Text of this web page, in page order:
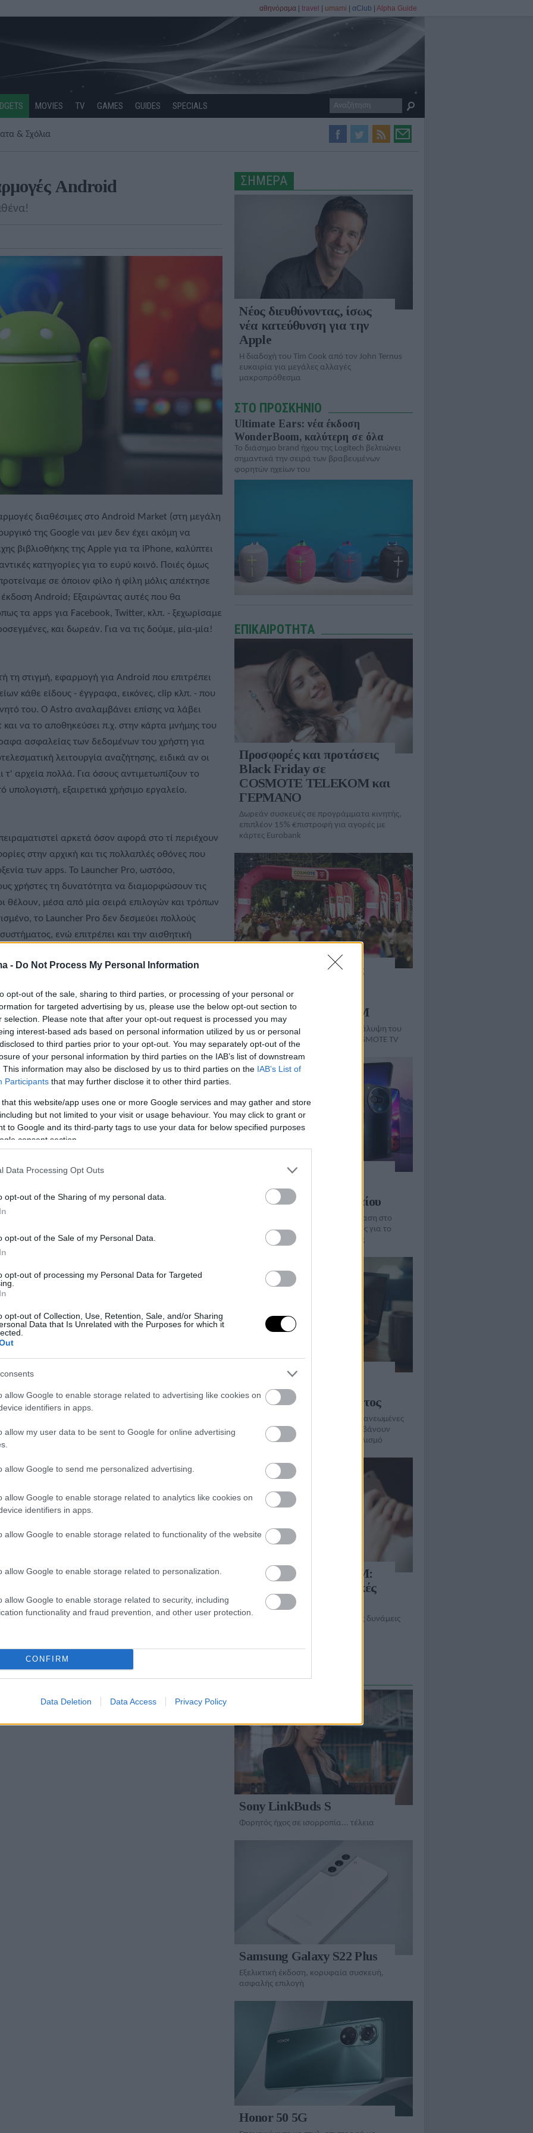
- Do Not Process My Personal Information
opt-out of the sale, sharing to third parties, or processing of your personal or
for targeted advertising by us, please use the below opt-out section to
selection. Please note that after your opt-out request is processed you may
interest-based ads based on personal information utilized by us or personal
to third parties prior to your opt-out. You may separately opt-out of the
of your personal information by third parties on the IAB’s list of downstream
This information may also be disclosed by us to third parties on the IAB’s List of
Participants that may further disclose it to other third parties.
that this website/app uses one or more Google services and may gather and store
but not limited to your visit or usage behaviour. You may click to grant or
to Google and its third-party tags to use your data for below specified purposes
consent section.
Data Processing Opt Outs
opt-out of the Sharing of my personal data.
opt-out of the Sale of my Personal Data.
opt-out of processing my Personal Data for Targeted
opt-out of Collection, Use, Retention, Sale, and/or Sharing
Data that Is Unrelated with the Purposes for which it
allow Google to enable storage related to advertising like cookies on
identifiers in apps.
allow my user data to be sent to Google for online advertising
allow Google to send me personalized advertising.
allow Google to enable storage related to analytics like cookies on
identifiers in apps.
allow Google to enable storage related to functionality of the website
allow Google to enable storage related to personalization.
allow Google to enable storage related to security, including
functionality and fraud prevention, and other user protection.
CONFIRM
Data Deletion Data Access Privacy Policy
αθηνόραμα travel umami αClub Alpha Guide
MOVIES TV GAMES GUIDES SPECIALS
& Σχόλια
Android
διαθέσιμες στο Android Market (στη μεγάλη
της Google ναι μεν δεν έχει ακόμη να
βιβλιοθήκης της Αpple για τα iPhone, καλύπτει
κατηγορίες για το ευρύ κοινό. Ποιές όμως
σε όποιον φίλο ή φίλη μόλις απέκτησε
Android; Εξαιρώντας αυτές που θα
τα apps για Facebook, Twitter, κλπ. - ξεχωρίσαμε
και δωρεάν. Για να τις δούμε, μία-μία!
τη στιγμή, εφαρμογή για Android που επιτρέπει
κάθε είδους - έγγραφα, εικόνες, clip κλπ. - που
του. Ο Astro αναλαμβάνει επίσης να λάβει
να το αποθηκεύσει π.χ. στην κάρτα μνήμης του
ασφαλείας των δεδομένων του χρήστη για
λειτουργία αναζήτησης, ειδικά αν οι
τ' αρχεία πολλά. Για όσους αντιμετωπίζουν το
υπολογιστή, εξαιρετικά χρήσιμο εργαλείο.
αρκετά όσον αφορά στο τί περιέχουν
στην αρχική και τις πολλαπλές οθόνες που
των apps. Το Launcher Pro, ωστόσο,
χρήστες τη δυνατότητα να διαμορφώσουν τις
θέλουν, μέσα από μία σειρά επιλογών και τρόπων
το Launcher Pro δεν δεσμεύει πολλούς
ενώ επιτρέπει και την αισθητική
θεμάτων (skins). Αν υπάρχει ένας τρόπος
με Android μοναδικό, είναι αυτός!
1/ 4 Επόμενη σελίδα >
Στην παρούσα
τους μορφή, τα
iPhone "το
iPhone σειρά 17:
άνιση εξέλιξη, όχι
αρκετή
χρειαζόμαστε
14 με... ολίγη από
εστιάζει ξανά εκεί
του PS5 κακά νέα
προπαραγγελίες
ΣΗΜΕΡΑ
Νέος διευθύνοντας, ίσως
νέα κατεύθυνση για την
Apple
Η διαδοχή του Tim Cook από τον John Ternus
ευκαιρία για μεγάλες αλλαγές
μακροπρόθεσμα
ΣΤΟ ΠΡΟΣΚΗΝΙΟ
Ultimate Ears: νέα έκδοση
WonderBoom, καλύτερη σε όλα
To διάσημο brand ήχου της Logitech βελτιώνει
σημαντικά την σειρά των βραβευμένων
φορητών ηχείων του
ΕΠΙΚΑΙΡΟΤΗΤΑ
Προσφορές και προτάσεις
Black Friday σε
COSMOTE TELEKOM και
ΓΕΡΜΑΝΟ
Δωρεάν συσκευές σε προγράμματα κινητής,
επιπλέον 15% €πιστροφή για αγορές με
κάρτες Eurobank
Επιτυχής ο Αυθεντικός
Αθήνας με χορηγό την
COSMOTE TELEKOM
Για πρώτη φορά και τηλεοπτική κάλυψη του
Αγώνα Δρόμου 5 χλμ. από την COSMOTE TV
Nova: δωρεάν tablet ή
κινητά με επιλεγμένα
προγράμματα συμβολαίου
Ποιοτικές συσκευές 5G για πρόσβαση στο
Internet οπουδήποτε, δίχως κόστος για το
συνδρομητικό κοινό της εταιρείας
COSMOTE 5G WiFi:
Δικτυακή πρόσβαση
παντού με προσιτό κόστος
Σε ταχύτητες έως 300Mbps και ανανεωμένες
επιλογές συνδρομής που περιλαμβάνουν
δωρεάν και τον απαραίτητο εξοπλισμό
COSMOTE TELEKOM:
νέα εποχή στις ελληνικές
τηλεπικοινωνίες
Δύο κορυφαία brands ενώνουν τις δυνάμεις
ΠΑΡΟΥΣΙΑΣΕΙΣ
Sony LinkBuds S
Φορητός ήχος σε ισορροπία... τέλεια
Samsung Galaxy S22 Plus
Εξελικτική έκδοση, κορυφαία συσκευή,
ασφαλής επιλογή
Honor 50 5G